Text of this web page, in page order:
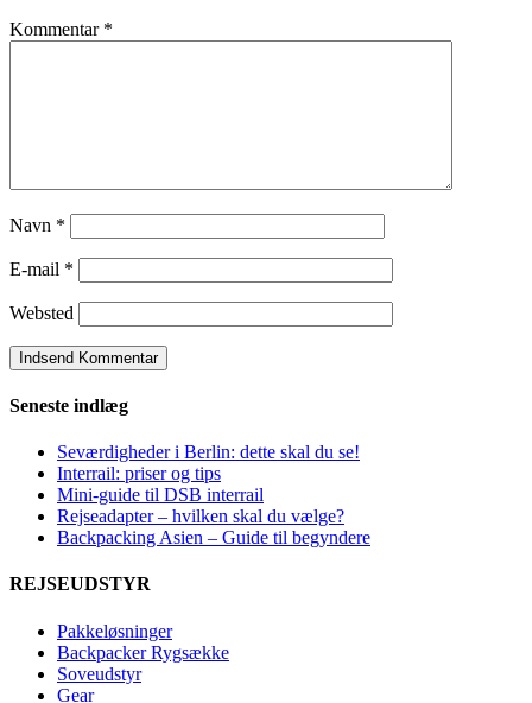
Kommentar *
Navn *
E-mail *
Websted
Seneste indlæg
Seværdigheder i Berlin: dette skal du se!
Interrail: priser og tips
Mini-guide til DSB interrail
Rejseadapter – hvilken skal du vælge?
Backpacking Asien – Guide til begyndere
REJSEUDSTYR
Pakkeløsninger
Backpacker Rygsække
Soveudstyr
Gear